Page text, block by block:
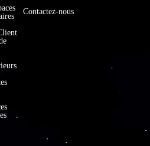
Contactez-nous